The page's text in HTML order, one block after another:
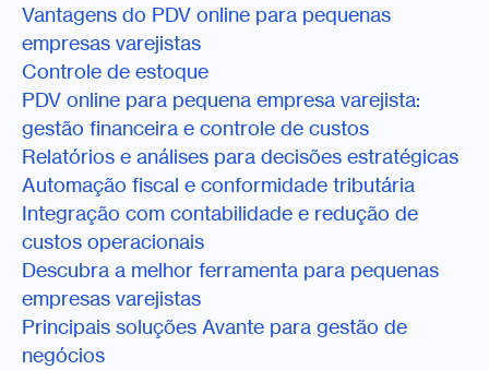
Vantagens do PDV online para pequenas
empresas varejistas
Controle de estoque
PDV online para pequena empresa varejista:
gestão financeira e controle de custos
Relatórios e análises para decisões estratégicas
Automação fiscal e conformidade tributária
Integração com contabilidade e redução de
custos operacionais
Descubra a melhor ferramenta para pequenas
empresas varejistas
Principais soluções Avante para gestão de
negócios